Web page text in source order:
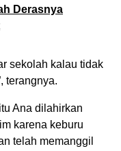
Derasnya
sekolah kalau tidak
terangnya.
Ana dilahirkan
karena keburu
telah memanggil